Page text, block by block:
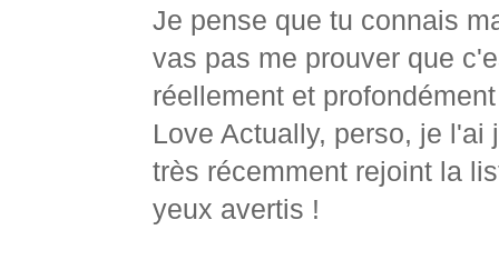
Je pense que tu connais
vas pas me prouver que
réellement et
Love Actually, perso, je
très récemment rejoint la
yeux avertis !